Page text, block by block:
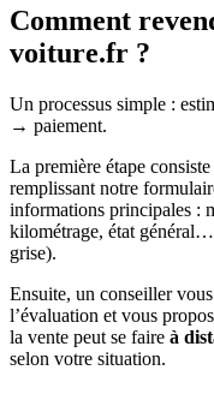
Comment
voiture.fr ?
Un processus simple :
→ paiement.
La première étape
remplissant notre
informations principales :
kilométrage, état
grise).
Ensuite, un conseiller
l’évaluation et vous
la vente peut se faire à
selon votre situation.